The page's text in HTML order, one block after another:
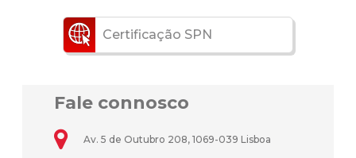
Certificação SPN
Fale connosco
Av. 5 de Outubro 208, 1069-039 Lisboa